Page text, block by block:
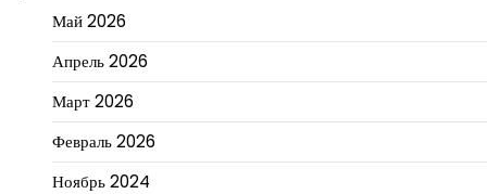
Май 2026
Апрель 2026
Март 2026
Февраль 2026
Ноябрь 2024